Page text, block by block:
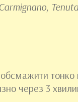
через 3